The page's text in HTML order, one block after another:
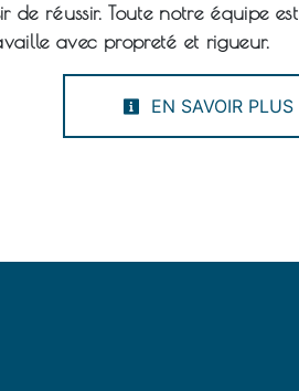
de réussir. Toute notre équipe est
avec propreté et rigueur.
EN SAVOIR PLUS